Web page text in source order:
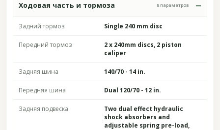
Ходовая часть и тормоза 8 параметров
Задний тормоз Single 240 mm disc
Передний тормоз
2 x 240mm discs, 2 piston
caliper
Задняя шина 140/70 - 14 in.
Передняя шина Dual 120/70 - 12 in.
Задняя подвеска
Two dual effect hydraulic
shock absorbers and
adjustable spring pre-load,